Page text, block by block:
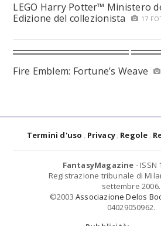
LEGO Harry Potter™ Ministero
Edizione del collezionista
17
Fire Emblem: Fortune’s Weave
Termini d'uso Privacy Regole
FantasyMagazine - ISSN
Registrazione tribunale di
settembre 2006.
©2003 Associazione Delos
04029050962.